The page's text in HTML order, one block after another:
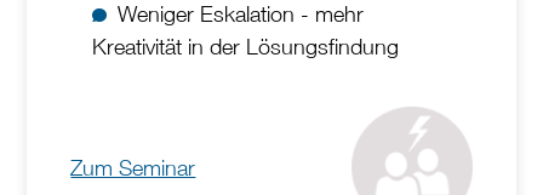
Weniger Eskalation - mehr
Kreativität in der Lösungsfindung
Zum Seminar